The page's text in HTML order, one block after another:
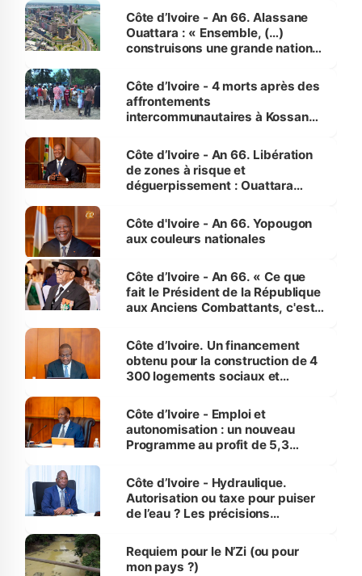
Côte d’Ivoire - An 66. Alassane
Ouattara : « Ensemble, (…)
construisons une grande nation
générations futures »
Côte d’Ivoire - 4 morts après des
affrontements
intercommunautaires à Kossandji
milieu des sinistrés
Côte d’Ivoire - An 66. Libération
de zones à risque et
déguerpissement : Ouattara
l'Etat de droit pour préserver les
vies humaines »
Côte d'Ivoire - An 66. Yopougon
aux couleurs nationales
Côte d’Ivoire - An 66. « Ce que
fait le Président de la République
aux Anciens Combattants, c'est
Côte d’Ivoire. Un financement
obtenu pour la construction de 4
300 logements sociaux et
et Yamoussoukro
Côte d’Ivoire - Emploi et
autonomisation : un nouveau
Programme au profit de 5,3
Côte d’Ivoire - Hydraulique.
Autorisation ou taxe pour puiser
de l’eau ? Les précisions
Requiem pour le N’Zi (ou pour
mon pays ?)